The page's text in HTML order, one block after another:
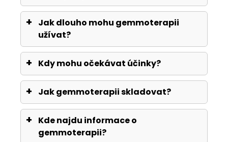
Jak dlouho mohu gemmoterapii
užívat?
Kdy mohu očekávat účinky?
Jak gemmoterapii skladovat?
Kde najdu informace o
gemmoterapii?